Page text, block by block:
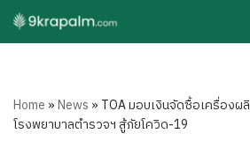
Skip
Home »News » TOA มอบเงินจัดซื้อเครื่องผ
โรงพยาบาลตำรวจฯ สู้ภัยโควิด-19